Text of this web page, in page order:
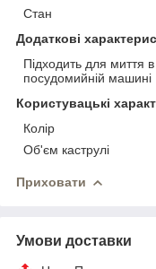
Стан
Додаткові
Підходить для миття в
посудомийній машині
Користувацькі
Колір
Об'єм каструлі
Приховати
Умови доставки